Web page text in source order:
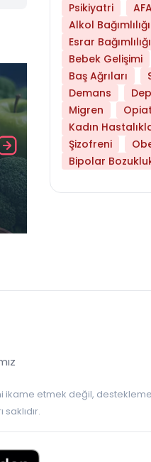
Daha Az
Psikiyatri
Alkol Bağımlılığı
Esrar Bağımlılığı
Bebek Gelişimi
Baş Ağrıları
Demans
Migren
Opiat
Kadın
Şizofreni
Bipolar
etmek değil,